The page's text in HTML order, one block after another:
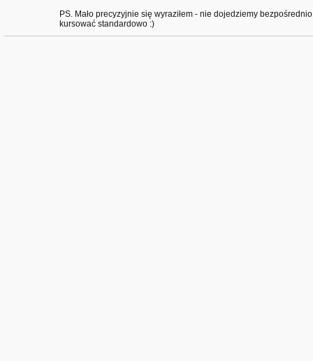
PS. Mało precyzyjnie się wyraziłem - nie dojedziemy
kursować standardowo :)